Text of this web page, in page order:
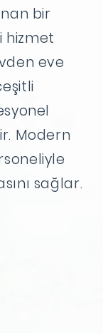
bir
hizmet
eve
Modern
sağlar.